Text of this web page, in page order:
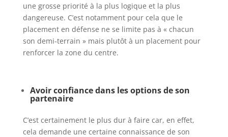
une grosse priorité à la plus logique et la plus
dangereuse. C’est notamment pour cela que le
placement en défense ne se limite pas à « chacun
son demi-terrain » mais plutôt à un placement pour
renforcer la zone du centre.
Avoir confiance dans les options de son
partenaire
C’est certainement le plus dur à faire car, en effet,
cela demande une certaine connaissance de son